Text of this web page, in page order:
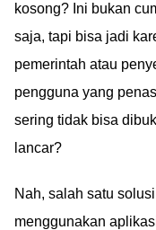
kosong? Ini bukan
saja, tapi bisa jadi
pemerintah atau
pengguna yang
sering tidak bisa
lancar?
Nah, salah satu
menggunakan